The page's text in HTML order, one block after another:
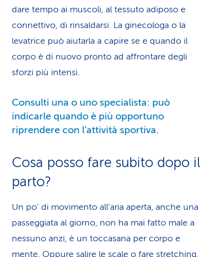
dare tempo ai muscoli, al tessuto adiposo e
connettivo, di rinsaldarsi. La ginecologa o la
levatrice può aiutarla a capire se e quando il
corpo è di nuovo pronto ad affrontare degli
sforzi più intensi.
Consulti una o uno specialista: può
indicarle quando è più opportuno
riprendere con l’attività sportiva.
Cosa posso fare subito dopo il
parto?
Un po’ di movimento all’aria aperta, anche una
passeggiata al giorno, non ha mai fatto male a
nessuno anzi, è un toccasana per corpo e
mente. Oppure salire le scale o fare stretching,